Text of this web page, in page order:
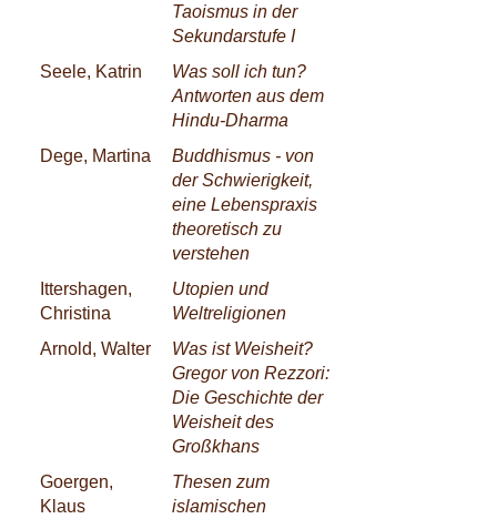
Taoismus in der
Sekundarstufe I
Seele, Katrin
Was soll ich tun?
Antworten aus dem
Hindu-Dharma
Dege, Martina
Buddhismus - von
der Schwierigkeit,
eine Lebenspraxis
theoretisch zu
verstehen
Ittershagen,
Christina
Utopien und
Weltreligionen
Arnold, Walter
Was ist Weisheit?
Gregor von Rezzori:
Die Geschichte der
Weisheit des
Großkhans
Goergen,
Klaus
Thesen zum
islamischen